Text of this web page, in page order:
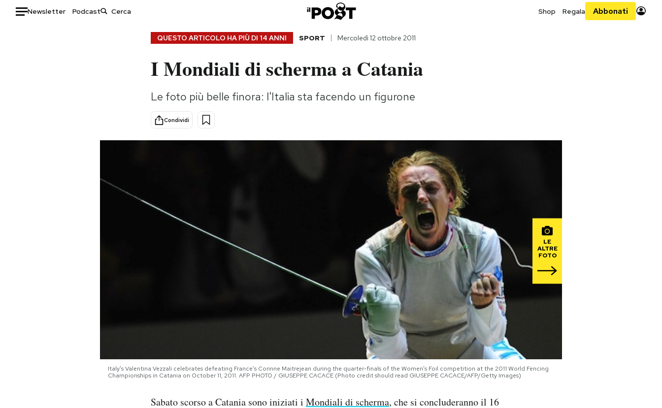
Newsletter Podcast Shop Regala Abbonati
Consumismi
Storie/Idee
Ok Boomer!
Mondiali calcio 2026
QUESTO ARTICOLO HA PIÙ DI 14 ANNI SPORT Mercoledì 12 ottobre 2011
I Mondiali di scherma a Catania
Le foto più belle finora: l'Italia sta facendo un figurone
Condividi
LE
ALTRE
FOTO
Italy’s Valentina Vezzali celebrates defeating France’s Corinne Maitrejean during the quarter-finals of the Women’s Foil competition at the 2011 World Fencing
Championships in Catania on October 11, 2011. AFP PHOTO / GIUSEPPE CACACE (Photo credit should read GIUSEPPE CACACE/AFP/Getty Images)
Sabato scorso a Catania sono iniziati i Mondiali di scherma, che si concluderanno il 16